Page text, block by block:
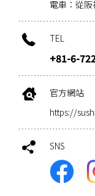
電車：從
TEL
+81-6-
官方網站
https://
SNS